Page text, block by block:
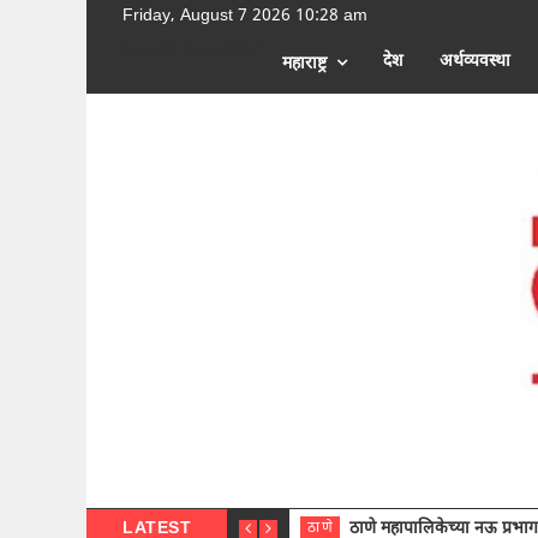
Friday, August 7 2026 10:28 am
महाराष्ट्र देश अर्थव्यवस्था
LATEST ठाणे ठाणे महापालिकेच्या नऊ प्रभाग